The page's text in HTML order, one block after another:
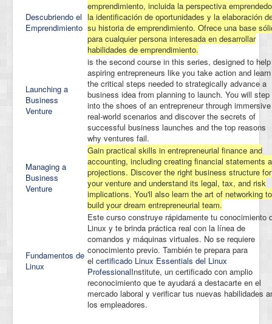
Descubriendo el
Emprendimiento
emprendimiento, incluida la perspectiva
la identificación de oportunidades y la elaboración
su historia de emprendimiento. Ofrece una base
para cualquier persona interesada en desarrollar
habilidades de emprendimiento.
Launching a
Business
Venture
is the second course in this series, designed to help
aspiring entrepreneurs like you take action and learn
the critical steps needed to strategically advance a
business idea from planning to launch. You will step
into the shoes of an entrepreneur through immersive
real-world scenarios and discover the secrets of
successful business launches and the top reasons
why ventures fail.
Managing a
Business
Venture
Gain practical skills in entrepreneurial finance and
accounting, including creating financial statements
projections. Discover the right business structure for
your venture and understand its legal, tax, and risk
implications. You'll also learn the art of networking to
build your dream entrepreneurial team.
Fundamentos de
Linux
Este curso construye rápidamente tu conocimiento
Linux y te brinda práctica real con la línea de
comandos y máquinas virtuales. No se requiere
conocimiento previo. También te prepara para
el certificado Linux Essentials del Linux
ProfessionalInstitute, un certificado con amplio
reconocimiento que te ayudará a destacarte en el
mercado laboral y verificar tus nuevas habilidades
los empleadores.